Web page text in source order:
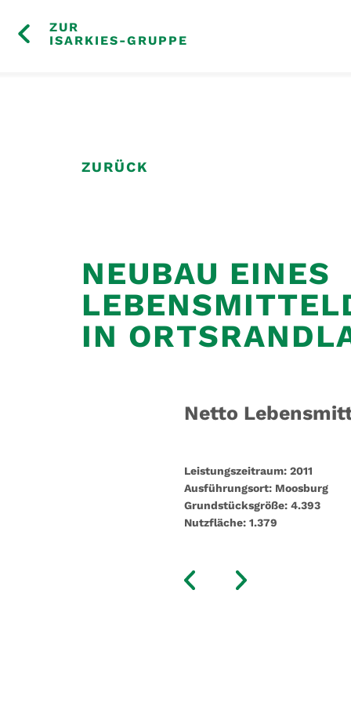
TO
ZUR
ISARKIES-GRUPPE
ZURÜCK
NEUBAU EINES
IN
Netto
Leistungszeitraum: 2011
Ausführungsort: Moosburg
Grundstücksgröße: 4.393
Nutzfläche: 1.379